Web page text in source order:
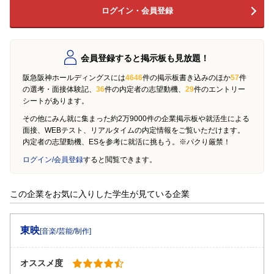
ログイン・会員登録
会員登録すると掲示板も見放題！
阪急阪神ホールディングスには4646件の掲示板書き込みのほか57件
の選考・面接体験記、 36件の内定者の志望動機、 29件のエントリー
シートがあります。
その他にみん就に集まった約2万9000件の企業掲示板や就活生による
面接、WEBテスト、リアルタイムの内定情報をご覧いただけます。
内定者の志望動機、ESを参考に就活に挑もう。※パクり厳禁！
ログイン/会員登録すると閲覧できます。
この企業をお気に入りした学生が見ている企業
東映[音楽/芸能/制作]
オススメ度